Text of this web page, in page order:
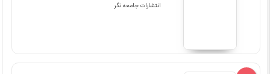
انتشارات جامعه نگر